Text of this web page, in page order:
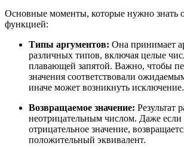
Основные моменты, которые нужно знать
функцией:
Типы аргументов: Она принимает
различных типов, включая целые
плавающей запятой. Важно, чтобы
значения соответствовали
иначе может возникнуть исключение.
Возвращаемое значение: Результат
неотрицательным числом. Даже если
отрицательное значение,
положительный эквивалент.